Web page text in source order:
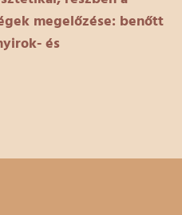
megelőzése: benőtt
és